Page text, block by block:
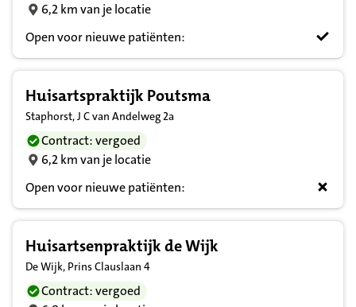
6,2 km van je locatie
Open voor nieuwe patiënten:
Huisartspraktijk Poutsma
Staphorst, J C van Andelweg 2a
Contract: vergoed
6,2 km van je locatie
Open voor nieuwe patiënten:
Huisartsenpraktijk de Wijk
De Wijk, Prins Clauslaan 4
Contract: vergoed